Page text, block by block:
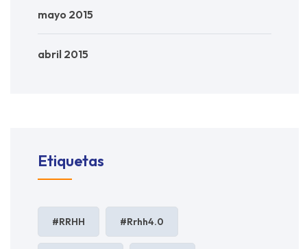
mayo 2015
abril 2015
Etiquetas
#RRHH #rrhh4.0